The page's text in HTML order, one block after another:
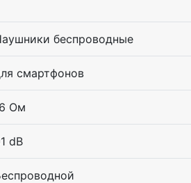
беспроводные
смартфонов
Ом
dB